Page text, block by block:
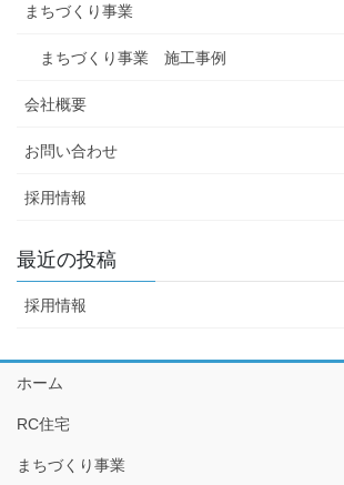
まちづくり事業
まちづくり事業 施工事例
会社概要
お問い合わせ
採用情報
最近の投稿
採用情報
ホーム
RC住宅
まちづくり事業